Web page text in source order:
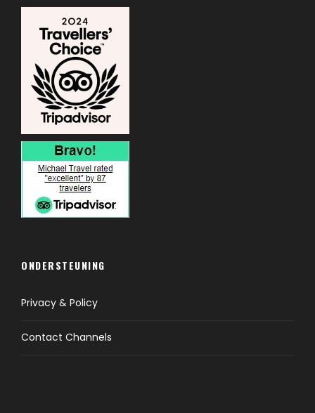
ONDERSTEUNING
Privacy & Policy
Contact Channels